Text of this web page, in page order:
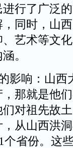
行了广泛
同时，山
艺术等文
。
影响：山西
那就是他
对祖先故
从山西洪
个省份。这